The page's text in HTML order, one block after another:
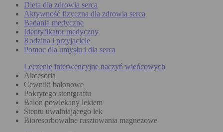
Dieta dla zdrowia serca
Aktywność fizyczna dla zdrowia serca
Badania medyczne
Identyfikator medyczny
Rodzina i przyjaciele
Pomoc dla umysłu i dla serca
Leczenie interwencyjne naczyń wieńcowych
Akcesoria
Cewniki balonowe
Pokrytego stentgraftu
Balon powlekany lekiem
Stentu uwalniającego lek
Bioresorbowalne rusztowania magnezowe